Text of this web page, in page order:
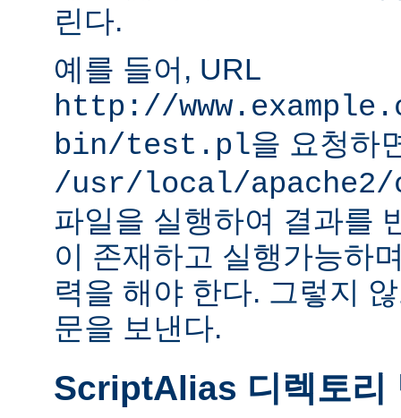
린다.
예를 들어, URL
http://
bin/test.pl을 요청하
/usr/local/
파일을 실행하여 결과를
이 존재하고 실행가능하
력을 해야 한다. 그렇지
문을 보낸다.
ScriptAlias 디렉토리